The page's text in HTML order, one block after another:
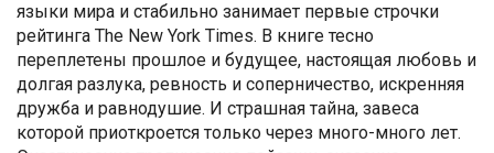
языки мира и стабильно занимает первые строчки
рейтинга The New York Times. В книге тесно
переплетены прошлое и будущее, настоящая любовь и
долгая разлука, ревность и соперничество, искренняя
дружба и равнодушие. И страшная тайна, завеса
которой приоткроется только через много-много лет.